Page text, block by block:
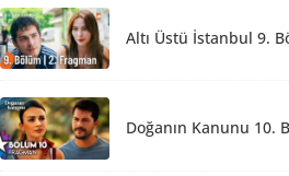
Altı Üstü İstanbul 9.
Doğanın Kanunu 10.